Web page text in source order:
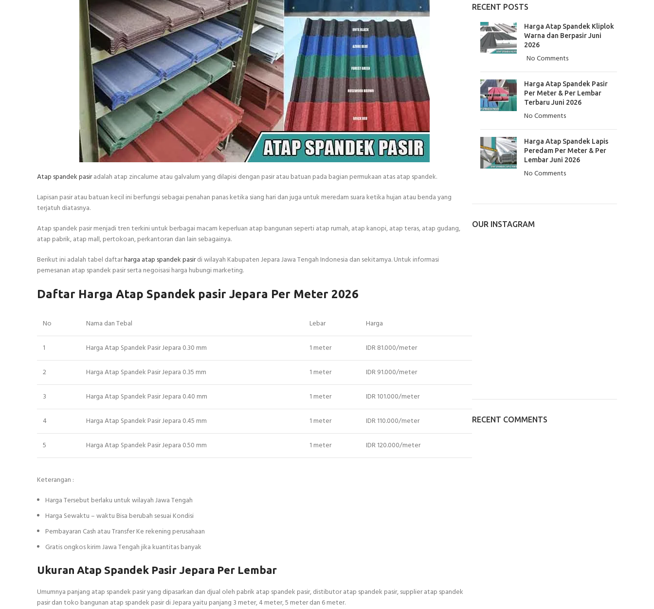
Atap spandek pasiradalah atap zincalume atau galvalum yang dilapisi dengan pasir atau batuan pada bagian permukaan atas atap spandek.
Lapisan pasir atau batuan kecil ini berfungsi sebagai penahan panas ketika siang hari dan juga untuk meredam suara ketika hujan atau benda yang
terjatuh diatasnya.
Atap spandek pasir menjadi tren terkini untuk berbagai macam keperluan atap bangunan seperti atap rumah, atap kanopi, atap teras, atap gudang,
atap pabrik, atap mall, pertokoan, perkantoran dan lain sebagainya.
Berikut ini adalah tabel daftarharga atap spandek pasirdi wilayah Kabupaten Jepara Jawa Tengah Indonesia dan sekitarnya. Untuk informasi
pemesanan atap spandek pasir serta negoisasi harga hubungi marketing.
Daftar Harga Atap Spandek pasir Jepara Per Meter 2026
No Nama dan Tebal Lebar Harga
1 Harga Atap Spandek Pasir Jepara 0.30 mm 1 meter IDR 81.000/meter
2 Harga Atap Spandek Pasir Jepara 0.35 mm 1 meter IDR 91.000/meter
3 Harga Atap Spandek Pasir Jepara 0.40 mm 1 meter IDR 101.000/meter
4 Harga Atap Spandek Pasir Jepara 0.45 mm 1 meter IDR 110.000/meter
5 Harga Atap Spandek Pasir Jepara 0.50 mm 1 meter IDR 120.000/meter
Keterangan :
Harga Tersebut berlaku untuk wilayah Jawa Tengah
Harga Sewaktu – waktu Bisa berubah sesuai Kondisi
Pembayaran Cash atau Transfer Ke rekening perusahaan
Gratis ongkos kirim Jawa Tengah jika kuantitas banyak
Ukuran Atap Spandek Pasir Jepara Per Lembar
Umumnya panjang atap spandek pasir yang dipasarkan dan djual oleh pabrik atap spandek pasir, distibutor atap spandek pasir, supplier atap spandek
pasir dan toko bangunan atap spandek pasir di Jepara yaitu panjang 3 meter, 4 meter, 5 meter dan 6 meter.
RECENT POSTS
Harga Atap Spandek Kliplok
Warna dan Berpasir Juni
2026
No Comments
Harga Atap Spandek Pasir
Per Meter & Per Lembar
Terbaru Juni 2026
No Comments
Harga Atap Spandek Lapis
Peredam Per Meter & Per
Lembar Juni 2026
No Comments
OUR INSTAGRAM
RECENT COMMENTS